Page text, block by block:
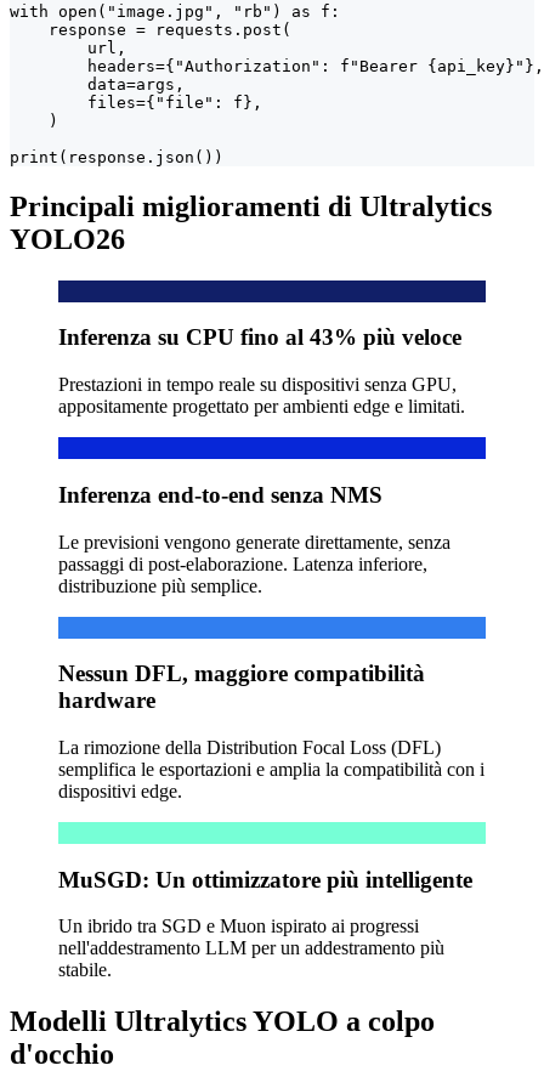
with open("image.jpg", "rb") as f:
    response = requests.post(
        url,
        headers={"Authorization": f"Bearer {api_key}"},
        data=args,
        files={"file": f},
    )
print(response.json())
Principali miglioramenti di Ultralytics
YOLO26
Inferenza su CPU fino al 43% più veloce
Prestazioni in tempo reale su dispositivi senza GPU,
appositamente progettato per ambienti edge e limitati.
Inferenza end-to-end senza NMS
Le previsioni vengono generate direttamente, senza
passaggi di post-elaborazione. Latenza inferiore,
distribuzione più semplice.
Nessun DFL, maggiore compatibilità
hardware
La rimozione della Distribution Focal Loss (DFL)
semplifica le esportazioni e amplia la compatibilità con i
dispositivi edge.
MuSGD: Un ottimizzatore più intelligente
Un ibrido tra SGD e Muon ispirato ai progressi
nell'addestramento LLM per un addestramento più
stabile.
Modelli Ultralytics YOLO a colpo
d'occhio